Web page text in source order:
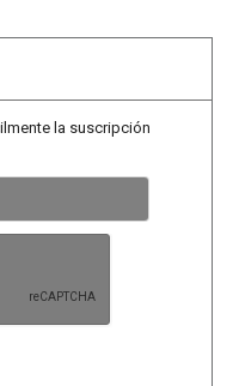
la suscripción